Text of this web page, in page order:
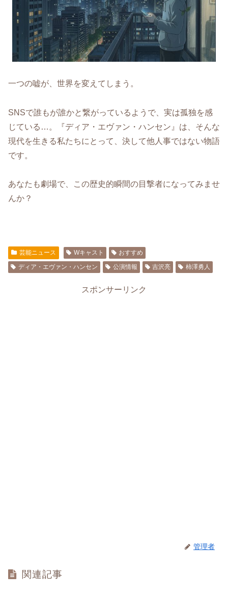
一つの嘘が、世界を変えてしまう。
SNSで誰もが誰かと繋がっているようで、実は孤独を感
じている…。『ディア・エヴァン・ハンセン』は、そんな
現代を生きる私たちにとって、決して他人事ではない物語
です。
あなたも劇場で、この歴史的瞬間の目撃者になってみませ
んか？
芸能ニュース Wキャスト
おすすめ
ディア・エヴァン・ハンセン
公演情報 吉沢亮 柿澤勇人
スポンサーリンク
管理者
関連記事